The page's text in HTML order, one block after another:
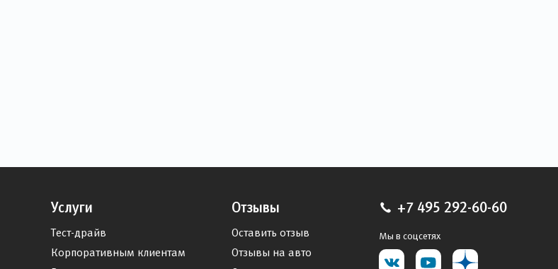
Услуги
Тест-драйв
Корпоративным клиентам
Отзывы
Оставить отзыв
Отзывы на авто
+7 495 292-60-60
Мы в соцсетях